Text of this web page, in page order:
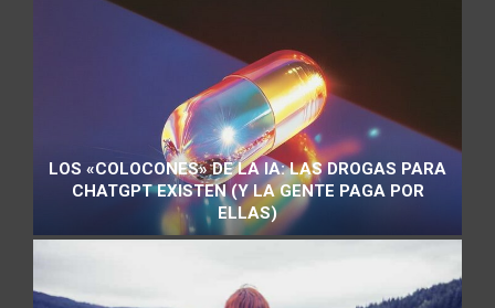
LOS «COLOCONES» DE LA IA: LAS DROGAS PARA
CHATGPT EXISTEN (Y LA GENTE PAGA POR
ELLAS)